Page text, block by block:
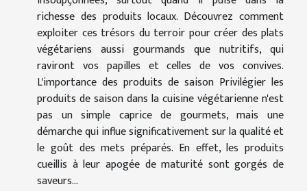
richesse des produits locaux. Découvrez comment
exploiter ces trésors du terroir pour créer des plats
végétariens aussi gourmands que nutritifs, qui
raviront vos papilles et celles de vos convives.
L'importance des produits de saison Privilégier les
produits de saison dans la cuisine végétarienne n'est
pas un simple caprice de gourmets, mais une
démarche qui influe significativement sur la qualité et
le goût des mets préparés. En effet, les produits
cueillis à leur apogée de maturité sont gorgés de
saveurs...